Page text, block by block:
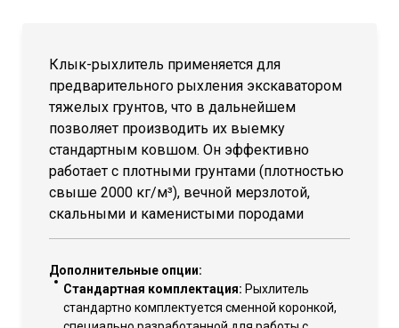
Клык-рыхлитель применяется для
предварительного рыхления экскаватором
тяжелых грунтов, что в дальнейшем
позволяет производить их выемку
стандартным ковшом. Он эффективно
работает с плотными грунтами (плотностью
свыше 2000 кг/м³), вечной мерзлотой,
скальными и каменистыми породами
Дополнительные опции:
Стандартная комплектация: Рыхлитель
стандартно комплектуется сменной коронкой,